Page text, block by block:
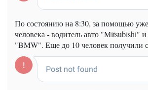
По состоянию на 8:30, за помощью
человека - водитель авто "Mitsubishi"
"BMW". Еще до 10 человек получили